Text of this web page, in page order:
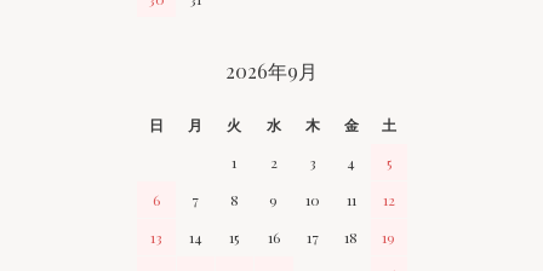
2026年9月
日 月 火 水 木 金
土
1
2 3 4
5
6
7 8 9 10 11
12
13
14 15 16 17 18
19